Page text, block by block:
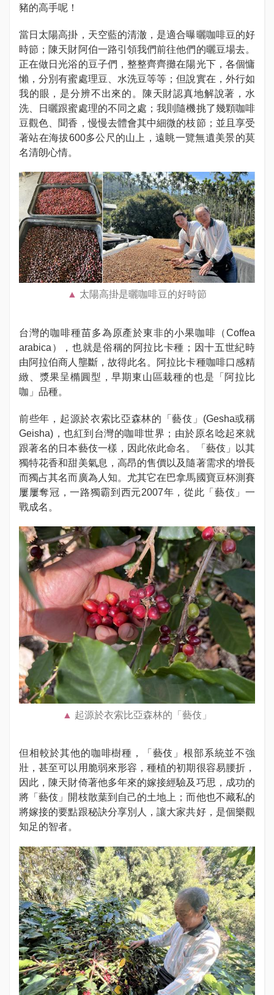
豬的高手呢！
當日太陽高掛，天空藍的清澈，是適合曝曬咖啡豆的好
時節；陳天財阿伯一路引領我們前往他們的曬豆場去。
正在做日光浴的豆子們，整整齊齊攤在陽光下，各個慵
懶，分別有蜜處理豆、水洗豆等等；但說實在，外行如
我的眼，是分辨不出來的。陳天財認真地解說著，水
洗、日曬跟蜜處理的不同之處；我則隨機挑了幾顆咖啡
豆觀色、聞香，慢慢去體會其中細微的枝節；並且享受
著站在海拔600多公尺的山上，遠眺一覽無遺美景的莫
名清朗心情。
太陽高掛是曬咖啡豆的好時節
台灣的咖啡種苗多為原產於東非的小果咖啡（Coffea
arabica），也就是俗稱的阿拉比卡種；因十五世紀時
由阿拉伯商人壟斷，故得此名。阿拉比卡種咖啡口感精
緻、漿果呈橢圓型，早期東山區栽種的也是「阿拉比
咖」品種。
前些年，起源於衣索比亞森林的「藝伎」(Gesha或稱
Geisha)，也紅到台灣的咖啡世界；由於原名唸起來就
跟著名的日本藝伎一樣，因此依此命名。「藝伎」以其
獨特花香和甜美氣息，高昂的售價以及隨著需求的增長
而獨占其名而廣為人知。尤其它在巴拿馬國寶豆杯測賽
屢屢奪冠，一路獨霸到西元2007年，從此「藝伎」一
戰成名。
起源於衣索比亞森林的「藝伎」
但相較於其他的咖啡樹種，「藝伎」根部系統並不強
壯，甚至可以用脆弱來形容，種植的初期很容易腰折，
因此，陳天財倚著他多年來的嫁接經驗及巧思，成功的
將「藝伎」開枝散葉到自己的土地上；而他也不藏私的
將嫁接的要點跟秘訣分享別人，讓大家共好，是個樂觀
知足的智者。